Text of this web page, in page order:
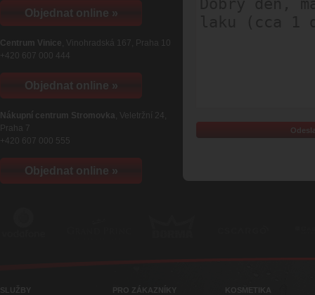
Objednat online »
Centrum Vinice , Vinohradská 167, Praha 10
+420 607 000 444
Objednat online »
Nákupní centrum Stromovka , Veletržní 24,
Praha 7
+420 607 000 555
Objednat online »
SLUŽBY PRO ZÁKAZNÍKY KOSMETIKA